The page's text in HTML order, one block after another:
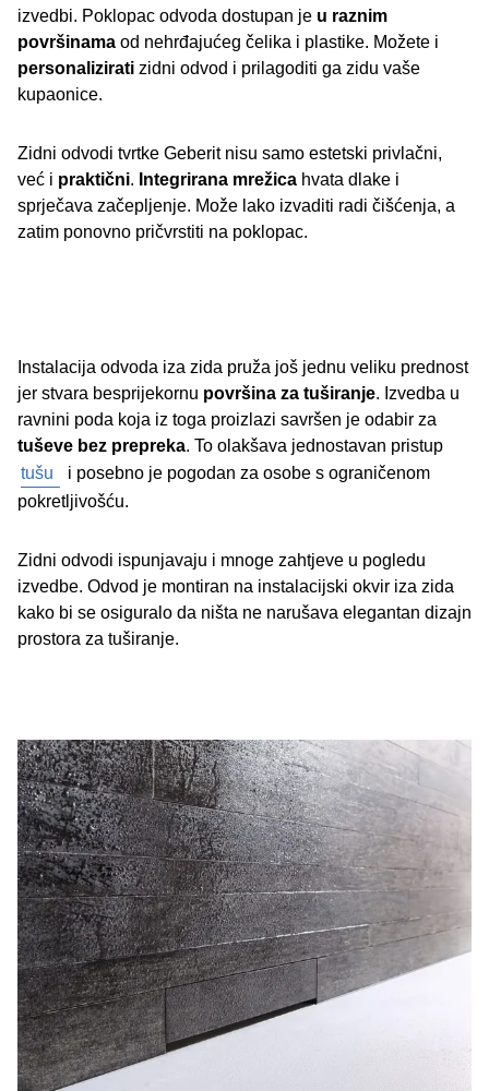
izvedbi. Poklopac odvoda dostupan je u raznim
površinama od nehrđajućeg čelika i plastike. Možete i
personalizirati zidni odvod i prilagoditi ga zidu vaše
kupaonice.
Zidni odvodi tvrtke Geberit nisu samo estetski privlačni,
već i praktični. Integrirana mrežica hvata dlake i
sprječava začepljenje. Može lako izvaditi radi čišćenja, a
zatim ponovno pričvrstiti na poklopac.
Instalacija odvoda iza zida pruža još jednu veliku prednost
jer stvara besprijekornu površina za tuširanje. Izvedba u
ravnini poda koja iz toga proizlazi savršen je odabir za
tuševe bez prepreka. To olakšava jednostavan pristup
tušu
i posebno je pogodan za osobe s ograničenom
pokretljivošću.
Zidni odvodi ispunjavaju i mnoge zahtjeve u pogledu
izvedbe. Odvod je montiran na instalacijski okvir iza zida
kako bi se osiguralo da ništa ne narušava elegantan dizajn
prostora za tuširanje.